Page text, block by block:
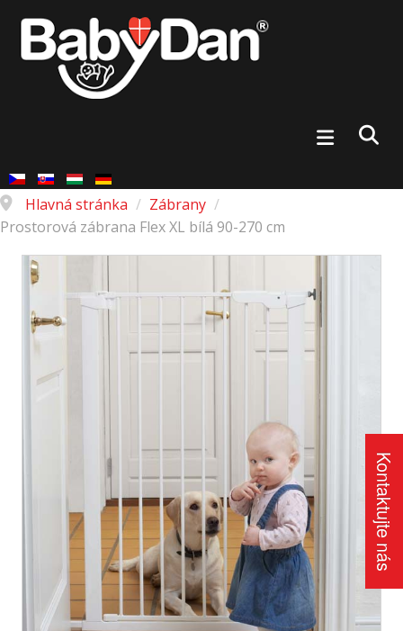
Hlavná stránka / Zábrany /
Prostorová zábrana Flex XL bílá 90-270 cm
Kontaktujte nás